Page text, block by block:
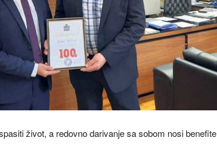
život, a redovno darivanje sa sobom nosi